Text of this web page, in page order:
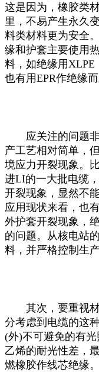
这是因为，橡胶类
里，不易产生永久
料类材料更为安全
缘和护套主要使用
料，如绝缘用XLPE
也有用EPR作绝缘
应关注的问题非
产工艺相对简单，
境应力开裂现象。
进LI的一大批电缆
开裂现象，显然不
应用现状来看，也
外护套开裂现象，
的问题。从核电站
料，并严格控制生产
其次，要重视材
分考虑到电缆的这
(外)不可避免的有
乙烯的耐光性差，
燃橡胶作线芯绝缘